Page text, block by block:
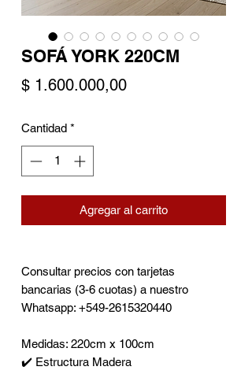
SOFÁ YORK 220CM
$ 1.600.000,00Precio
Cantidad *
Agregar al carrito
Consultar precios con tarjetas
bancarias (3-6 cuotas) a nuestro
Whatsapp: +549-2615320440
Medidas: 220cm x 100cm
✔️ Estructura Madera